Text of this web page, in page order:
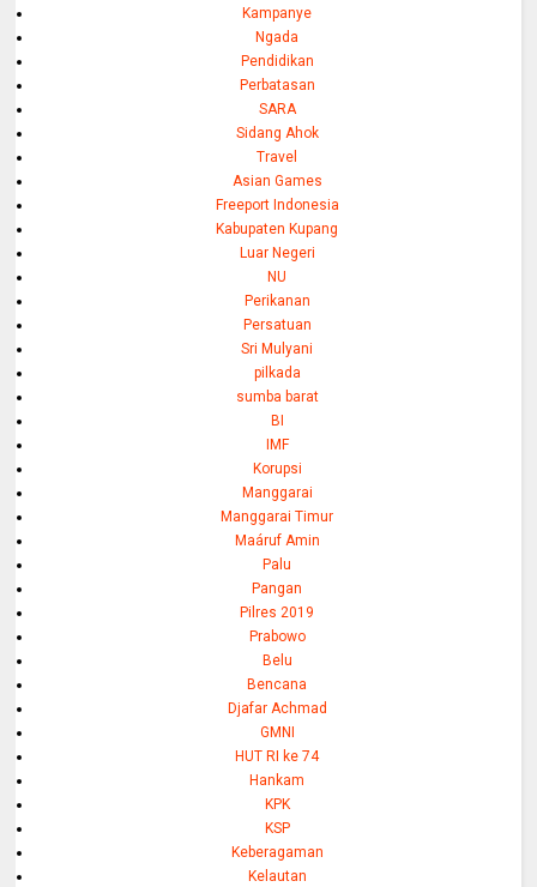
Kampanye
Ngada
Pendidikan
Perbatasan
SARA
Sidang Ahok
Travel
Asian Games
Freeport Indonesia
Kabupaten Kupang
Luar Negeri
NU
Perikanan
Persatuan
Sri Mulyani
pilkada
sumba barat
BI
IMF
Korupsi
Manggarai
Manggarai Timur
Maáruf Amin
Palu
Pangan
Pilres 2019
Prabowo
Belu
Bencana
Djafar Achmad
GMNI
HUT RI ke 74
Hankam
KPK
KSP
Keberagaman
Kelautan